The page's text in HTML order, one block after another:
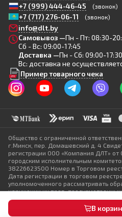
В
+7 (999) 444-46-45 (звонок)
+7 (717) 276-06-11 (звонок)
info@dlt.by
Самовывоз —Пн - Пт: 08:30-
Сб - Вс: 09:00-17:45
Доставка —Пн - Сб: 09:00-17:30
Вс: доставка не
Пример товарного чека
Общество с ограниченной
г.Минск, пер. Домашевский д. 4
регистрации ООО «Компания ДЛТ»
городским исполнительным
38226623500 Номер в Торговом
Дата регистрации в торговом
уполномоченного рассматривать
нарушении их прав,
прав потребителей: +375 29 2222-
местных исполнительных и
государственной регистрации ООО